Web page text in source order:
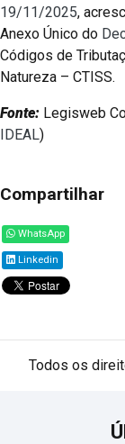
19/11/2025,
Anexo Único do
Códigos de
Natureza – CTISS.
Fonte: Legisweb
IDEAL)
Compartilhar
WhatsApp
Linkedin
Todos os